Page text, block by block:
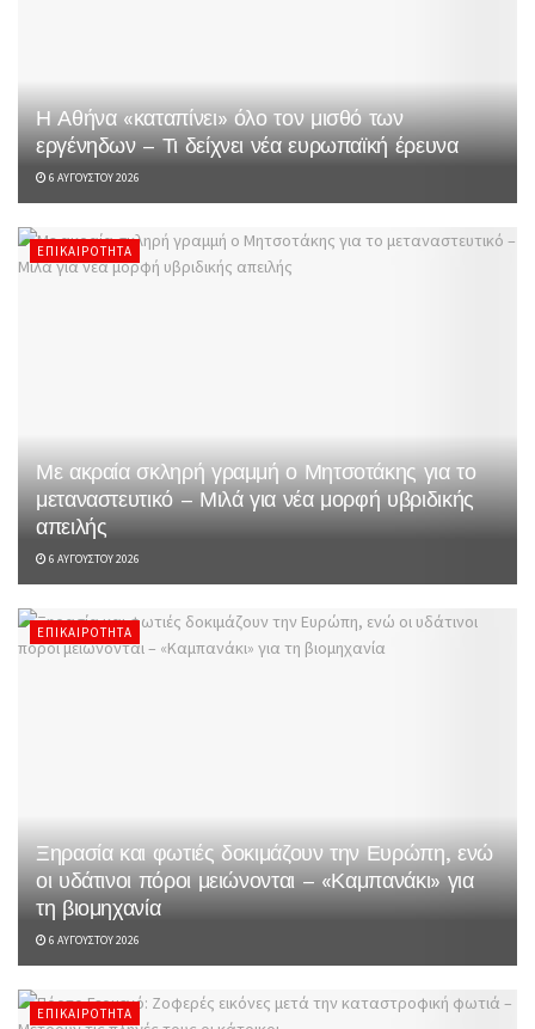
Η Αθήνα «καταπίνει» όλο τον μισθό των
εργένηδων – Τι δείχνει νέα ευρωπαϊκή έρευνα
6 ΑΥΓΟΎΣΤΟΥ 2026
ΕΠΙΚΑΙΡΌΤΗΤΑ
Με ακραία σκληρή γραμμή ο Μητσοτάκης για το
μεταναστευτικό – Μιλά για νέα μορφή υβριδικής
απειλής
6 ΑΥΓΟΎΣΤΟΥ 2026
ΕΠΙΚΑΙΡΌΤΗΤΑ
Ξηρασία και φωτιές δοκιμάζουν την Ευρώπη, ενώ
οι υδάτινοι πόροι μειώνονται – «Καμπανάκι» για
τη βιομηχανία
6 ΑΥΓΟΎΣΤΟΥ 2026
ΕΠΙΚΑΙΡΌΤΗΤΑ